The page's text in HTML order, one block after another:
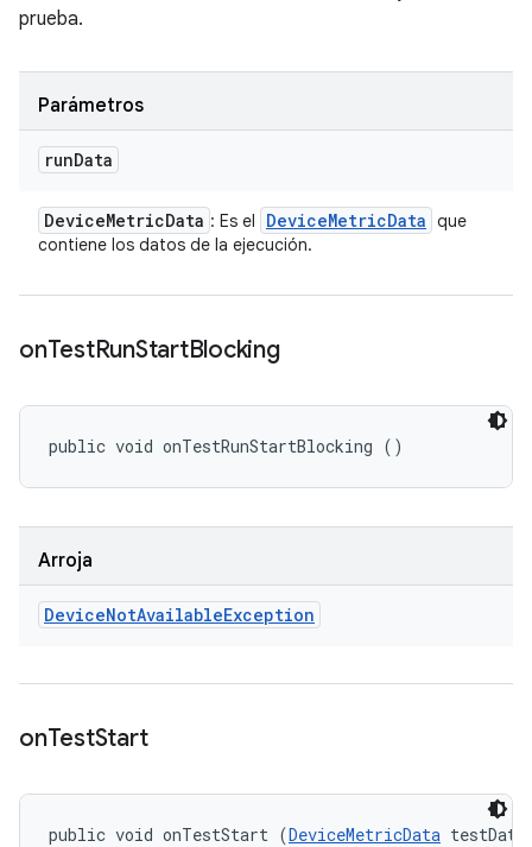
prueba.
Parámetros
runData
DeviceMetricData : Es el DeviceMetricData que
contiene los datos de la ejecución.
onTestRunStartBlocking
public void onTestRunStartBlocking ()
Arroja
DeviceNotAvailableException
onTestStart
public void onTestStart (DeviceMetricData